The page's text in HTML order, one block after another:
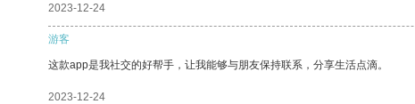
2023-12-24
游客
这款app是我社交的好帮手，让我能够与朋友保持联系，分享生活点滴。
2023-12-24